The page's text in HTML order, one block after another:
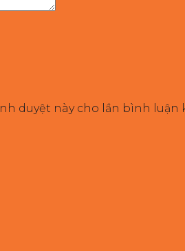
duyệt này cho lần bình luận